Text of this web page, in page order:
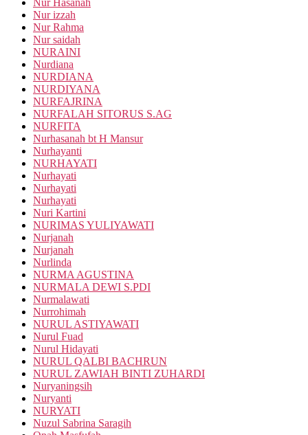
Nur Hasanah
Nur izzah
Nur Rahma
Nur saidah
NURAINI
Nurdiana
NURDIANA
NURDIYANA
NURFAJRINA
NURFALAH SITORUS S.AG
NURFITA
Nurhasanah bt H Mansur
Nurhayanti
NURHAYATI
Nurhayati
Nurhayati
Nurhayati
Nuri Kartini
NURIMAS YULIYAWATI
Nurjanah
Nurjanah
Nurlinda
NURMA AGUSTINA
NURMALA DEWI S.PDI
Nurmalawati
Nurrohimah
NURUL ASTIYAWATI
Nurul Fuad
Nurul Hidayati
NURUL QALBI BACHRUN
NURUL ZAWIAH BINTI ZUHARDI
Nuryaningsih
Nuryanti
NURYATI
Nuzul Sabrina Saragih